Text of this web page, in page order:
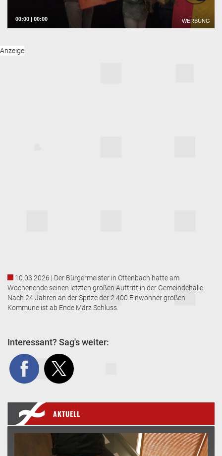
10.03.2026 | Der Bürgermeister in Ottenbach hatte am
Wochenende seinen letzten großen Auftritt in der Gemeindehalle.
Nach 24 Jahren an der Spitze der 2.400 Einwohner großen
Kommune ist ab Ende März Schluss.
Interessant? Sag's weiter:
AKTUELL